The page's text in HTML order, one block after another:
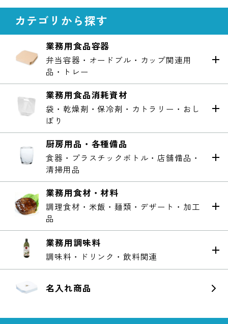
カテゴリから探す
業務用食品容器
弁当容器・オードブル・カップ関連用
品・トレー
業務用食品消耗資材
袋・乾燥剤・保冷剤・カトラリー・おし
ぼり
厨房用品・各種備品
食器・プラスチックボトル・店舗備品・
清掃用品
業務用食材・材料
調理食材・米飯・麺類・デザート・加工
品
業務用調味料
調味料・ドリンク・飲料関連
名入れ商品